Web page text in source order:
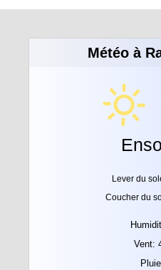
Météo à
Lever du
Coucher du
Vent: